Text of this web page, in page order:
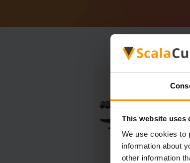
This website uses
We use cookies to
information about
other information